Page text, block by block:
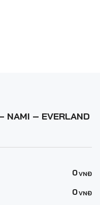
NAMI – EVERLAND
0VNĐ
0VNĐ